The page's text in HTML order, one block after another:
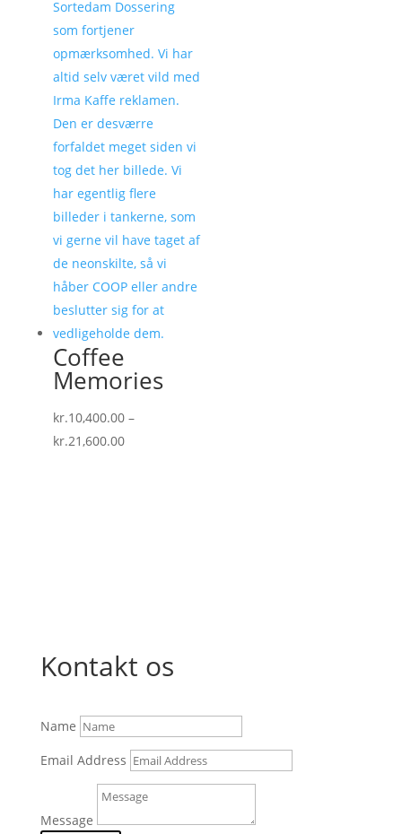
Coffee
Memories
kr.10,400.00 –
kr.21,600.00Prisinterval:
Kontakt os
Name
Email Address
Message